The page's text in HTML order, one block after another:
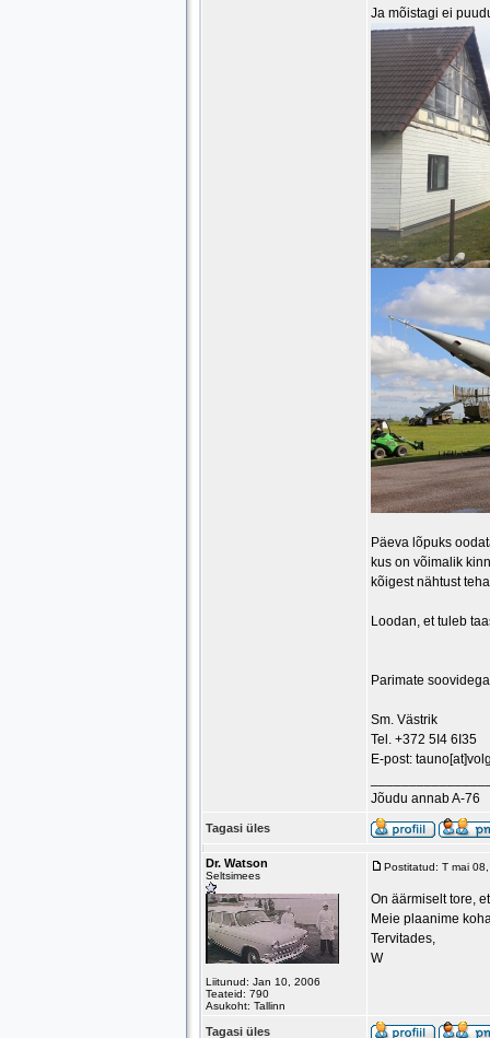
Ja mõistagi ei
Päeva lõpuks
kus on võimalik
kõigest nähtust
Loodan, et tuleb
Parimate
Sm. Västrik
Tel. +372 5I4 6I35
E-post:
Jõudu annab A-76
Tagasi üles
Dr. Watson
Seltsimees
Liitunud: Jan 10, 2006
Teateid: 790
Asukoht: Tallinn
Postitatud: T mai
On äärmiselt tore,
Meie plaanime
Tervitades,
W
Tagasi üles